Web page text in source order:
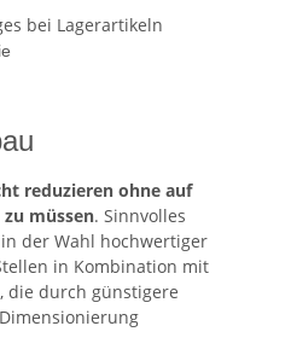
bei Lagerartikeln
reduzieren ohne auf
müssen. Sinnvolles
der Wahl hochwertiger
in Kombination mit
die durch günstigere